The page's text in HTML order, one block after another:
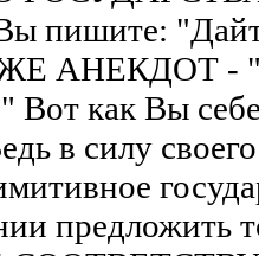
пишите:
ЖЕ АНЕКДОТ
как Вы себе
в силу своего
предложить